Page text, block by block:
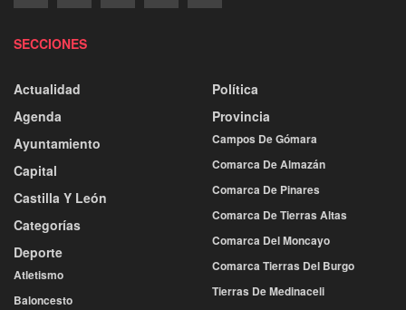
SECCIONES
Actualidad
Agenda
Ayuntamiento
Capital
Castilla Y León
Categorías
Deporte
Atletismo
Baloncesto
Política
Provincia
Campos De Gómara
Comarca De Almazán
Comarca De Pinares
Comarca De Tierras Altas
Comarca Del Moncayo
Comarca Tierras Del Burgo
Tierras De Medinaceli